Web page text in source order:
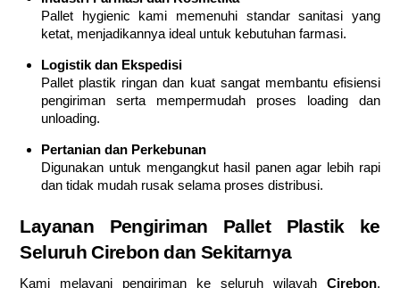
Pallet hygienic kami memenuhi standar sanitasi yang
ketat, menjadikannya ideal untuk kebutuhan farmasi.
Logistik dan Ekspedisi
Pallet plastik ringan dan kuat sangat membantu efisiensi
pengiriman serta mempermudah proses loading dan
unloading.
Pertanian dan Perkebunan
Digunakan untuk mengangkut hasil panen agar lebih rapi
dan tidak mudah rusak selama proses distribusi.
Layanan Pengiriman Pallet Plastik ke
Seluruh Cirebon dan Sekitarnya
Kami melayani pengiriman ke seluruh wilayah Cirebon,